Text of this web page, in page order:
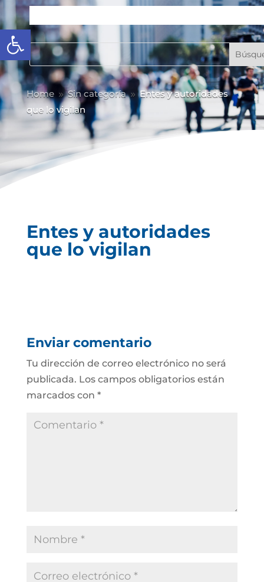
Abrir barra de herramientas
Home 9 Sin categoría 9 Entes y autoridades
que lo vigilan
Entes y autoridades
que lo vigilan
Enviar comentario
Tu dirección de correo electrónico no será
publicada. Los campos obligatorios están
marcados con *